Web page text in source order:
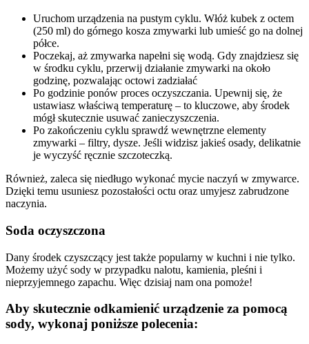
Uruchom urządzenia na pustym cyklu. Włóż kubek z octem
(250 ml) do górnego kosza zmywarki lub umieść go na dolnej
półce.
Poczekaj, aż zmywarka napełni się wodą. Gdy znajdziesz się
w środku cyklu, przerwij działanie zmywarki na około
godzinę, pozwalając octowi zadziałać
Po godzinie ponów proces oczyszczania. Upewnij się, że
ustawiasz właściwą temperaturę – to kluczowe, aby środek
mógł skutecznie usuwać zanieczyszczenia.
Po zakończeniu cyklu sprawdź wewnętrzne elementy
zmywarki – filtry, dysze. Jeśli widzisz jakieś osady, delikatnie
je wyczyść ręcznie szczoteczką.
Również, zaleca się niedługo wykonać mycie naczyń w zmywarce.
Dzięki temu usuniesz pozostałości octu oraz umyjesz zabrudzone
naczynia.
Soda oczyszczona
Dany środek czyszczący jest także popularny w kuchni i nie tylko.
Możemy użyć sody w przypadku nalotu, kamienia, pleśni i
nieprzyjemnego zapachu. Więc dzisiaj nam ona pomoże!
Aby skutecznie odkamienić urządzenie za pomocą
sody, wykonaj poniższe polecenia: